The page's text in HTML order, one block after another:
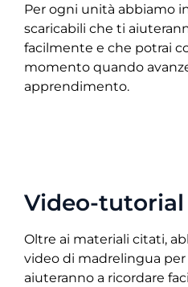
Per ogni unità abbiamo
scaricabili che ti
facilmente e che potrai
momento quando
apprendimento.
Video-tutorial
Oltre ai materiali citati,
video di madrelingua
aiuteranno a ricordare